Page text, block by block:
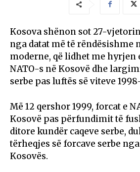
Kosova shënon sot 27-
nga datat më të rëndësishme
moderne, që lidhet me hyrjen
NATO-s në Kosovë dhe
serbe pas luftës së viteve
Më 12 qershor 1999, forcat e
Kosovë pas përfundimit të
ditore kundër caqeve serbe,
tërheqjes së forcave serbe
Kosovës.